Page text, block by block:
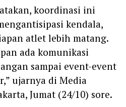
koordinasi ini
kendala,
atlet lebih matang.
ada komunikasi
sampai event-event
ujarnya di Media
Jumat (24/10) sore.